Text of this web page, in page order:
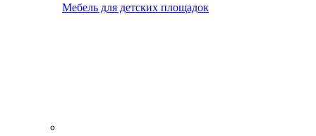
Мебель для детских площадок